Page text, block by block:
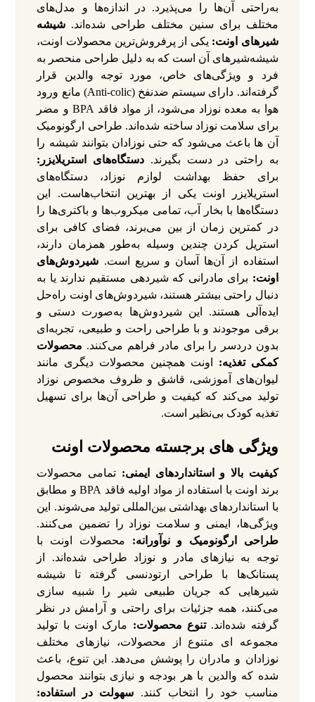
به‌راحتی آن‌ها را می‌پذیرد. در اندازه‌ها و مدل‌های
مختلف برای سنین مختلف طراحی شده‌اند. شیشه‌
شیرهای اونت: یکی از پرفروش‌ترین محصولات اونت،
شیشه‌شیرهای آن است که به دلیل طراحی منحصر به‌
فرد و ویژگی‌های خاص، مورد توجه والدین قرار
گرفته‌اند. دارای سیستم ضدنفخ (Anti-colic) مانع ورود
هوا به معده نوزاد می‌شود، از مواد فاقد BPA و مضر
برای سلامت نوزاد ساخته شده‌اند. طراحی ارگونومیک
آن‌ ها باعث می‌شود که حتی نوزادان بتوانند شیشه را
به‌ راحتی در دست بگیرند. دستگاه‌های استریلایزر:
برای حفظ بهداشت لوازم نوزاد، دستگاه‌های
استریلایزر اونت یکی از بهترین انتخاب‌هاست. این
دستگاه‌ها با بخار آب، تمامی میکروب‌ها و باکتری‌ها را
در کمترین زمان از بین می‌برند، فضای کافی برای
استریل کردن چندین وسیله به‌طور همزمان دارند،
استفاده از آن‌ها آسان و سریع است. شیردوش‌های
اونت: برای مادرانی که شیردهی مستقیم ندارند یا به
دنبال راحتی بیشتر هستند، شیردوش‌های اونت راه‌حل
ایده‌آلی هستند. این شیردوش‌ها به‌صورت دستی و
برقی موجودند و با طراحی راحت و طبیعی، تجربه‌ای
بدون دردسر را برای مادر فراهم می‌کنند. محصولات
کمکی تغذیه: اونت همچنین محصولات دیگری مانند
لیوان‌های آموزشی، قاشق و ظروف مخصوص نوزاد
تولید می‌کند که کیفیت و طراحی آن‌ها برای تسهیل
تغذیه کودک بی‌نظیر است.
ویژگی‌ های برجسته محصولات اونت
کیفیت بالا و استانداردهای ایمنی: تمامی محصولات
برند اونت با استفاده از مواد اولیه فاقد BPA و مطابق
با استانداردهای بهداشتی بین‌المللی تولید می‌شوند. این
ویژگی‌ها، ایمنی و سلامت نوزاد را تضمین می‌کنند.
طراحی ارگونومیک و نوآورانه: محصولات اونت با
توجه به نیازهای مادر و نوزاد طراحی شده‌اند. از
پستانک‌ها با طراحی ارتودنسی گرفته تا شیشه‌
شیرهایی که جریان طبیعی شیر را شبیه‌ سازی
می‌کنند، همه جزئیات برای راحتی و آرامش در نظر
گرفته شده‌اند. تنوع محصولات: مارک اونت با تولید
مجموعه‌ ای متنوع از محصولات، نیازهای مختلف
نوزادان و مادران را پوشش می‌دهد. این تنوع، باعث
شده که والدین با هر بودجه و نیازی بتوانند محصول
مناسب خود را انتخاب کنند.
سهولت در استفاده: